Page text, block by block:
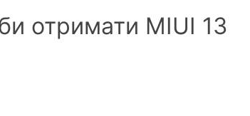
отримати MIUI 13